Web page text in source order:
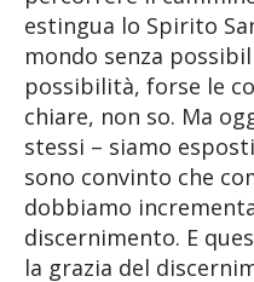
estingua lo Spirito
mondo senza
possibilità, forse le
chiare, non so. Ma
stessi – siamo
sono convinto che
dobbiamo
discernimento. E
la grazia del